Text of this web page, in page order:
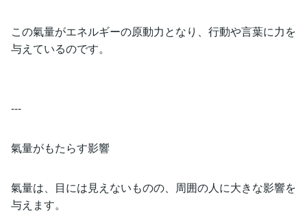
この氣量がエネルギーの原動力となり、行動や言葉に力を
与えているのです。
---
氣量がもたらす影響
氣量は、目には見えないものの、周囲の人に大きな影響を
与えます。